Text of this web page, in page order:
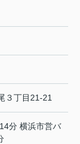
３丁目21-21
分 横浜市営バ